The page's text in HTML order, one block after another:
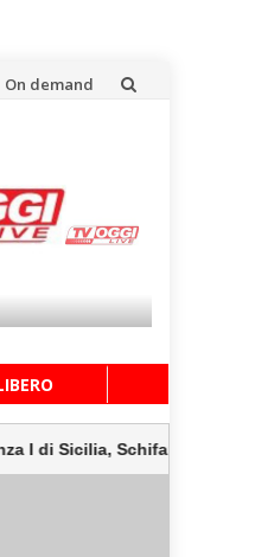
On demand
“Mantenuto impegni